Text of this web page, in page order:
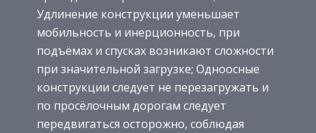
Удлинение конструкции уменьшает
мобильность и инерционность, при
подъёмах и спусках возникают сложности
при значительной загрузке; Одноосные
конструкции следует не перезагружать и
по просёлочным дорогам следует
передвигаться осторожно, соблюдая